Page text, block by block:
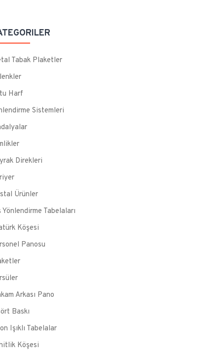
Tabak Plaketler
Harf
Sistemleri
Direkleri
Ürünler
Yönlendirme Tabelaları
Köşesi
Panosu
Arkası Pano
Baskı
Işıklı Tabelalar
Köşesi